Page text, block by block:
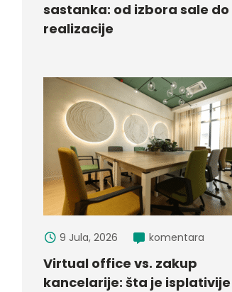
sastanka: od izbora sale do
realizacije
9 Jula, 2026 komentara
Virtual office vs. zakup
kancelarije: šta je isplativije